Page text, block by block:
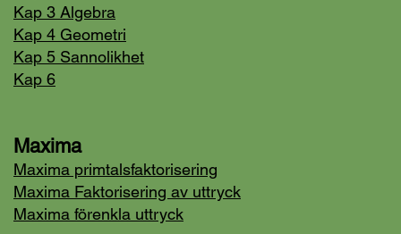
Kap 3 Algebra
Kap 4 Geometri
Kap 5 Sannolikhet
Kap 6
Maxima
Maxima primtalsfaktorisering
Maxima Faktorisering av uttryck
Maxima förenkla uttryck